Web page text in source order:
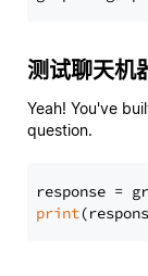
测试聊天机
Yeah! You've
question.
response =
print